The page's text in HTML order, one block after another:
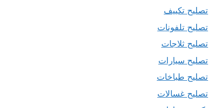
تصليح تكييف
تصليح تلفونات
تصليح ثلاجات
تصليح سيارات
تصليح طباخات
تصليح غسالات